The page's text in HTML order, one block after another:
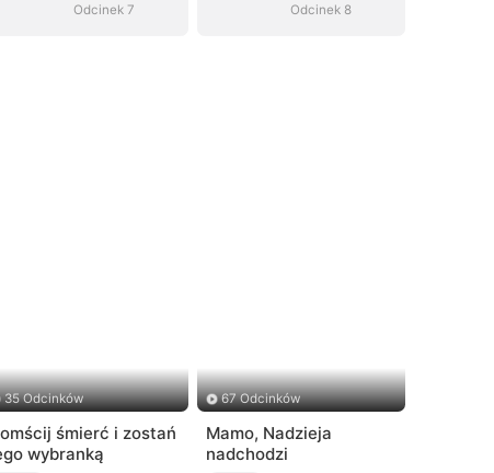
Odcinek 7 Odcinek 8
35 Odcinków
śmierć i zostań
wybranką
67 Odcinków
Mamo, Nadzieja
nadchodzi